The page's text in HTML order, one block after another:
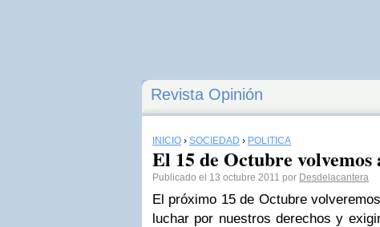
Revista Opinión
INICIO › SOCIEDAD › POLÍTICA
El 15 de Octubre
Publicado el 13 octubre 2011 por Desdelacantera
El próximo 15 de Octubre
luchar por nuestros derechos y